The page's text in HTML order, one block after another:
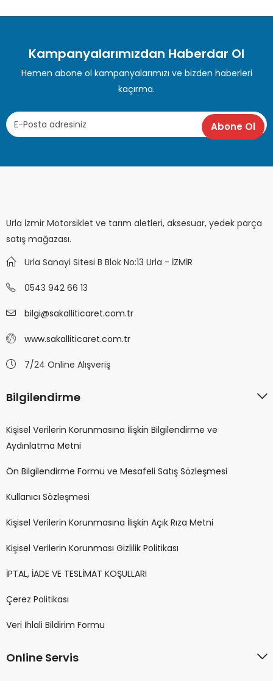
Kampanyalarımızdan Haberdar Ol
Hemen abone ol kampanyalarımızı ve bizden haberleri
kaçırma.
Urla İzmir Motorsiklet ve tarım aletleri, aksesuar, yedek parça
satış mağazası.
Urla Sanayi Sitesi B Blok No:13 Urla - İZMİR
0543 942 66 13
bilgi@sakalliticaret.com.tr
www.sakalliticaret.com.tr
7/24 Online Alışveriş
Bilgilendirme
Kişisel Verilerin Korunmasına İlişkin Bilgilendirme ve
Aydınlatma Metni
Ön Bilgilendirme Formu ve Mesafeli Satış Sözleşmesi
Kullanıcı Sözleşmesi
Kişisel Verilerin Korunmasına İlişkin Açık Rıza Metni
Kişisel Verilerin Korunması Gizlilik Politikası
İPTAL, İADE VE TESLİMAT KOŞULLARI
Çerez Politikası
Veri İhlali Bildirim Formu
Online Servis